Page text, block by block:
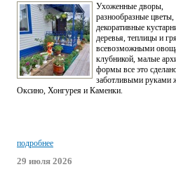
Ухоженные дворы,
разнообразные цветы,
декоративные
деревья, теплицы и
всевозможными
клубникой, малые
формы все это
заботливыми руками
Оксино, Хонгурея и Каменки.
подробнее
29 июля 2026